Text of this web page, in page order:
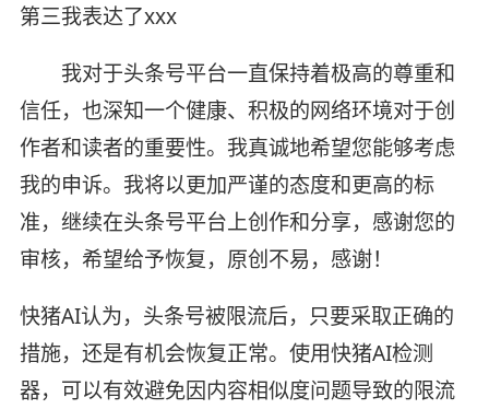
第三我表达了xxx
我对于头条号平台一直保持着极高的尊重和
信任，也深知一个健康、积极的网络环境对于创
作者和读者的重要性。我真诚地希望您能够考虑
我的申诉。我将以更加严谨的态度和更高的标
准，继续在头条号平台上创作和分享，感谢您的
审核，希望给予恢复，原创不易，感谢！
快猪AI认为，头条号被限流后，只要采取正确的
措施，还是有机会恢复正常。使用快猪AI检测
器，可以有效避免因内容相似度问题导致的限流